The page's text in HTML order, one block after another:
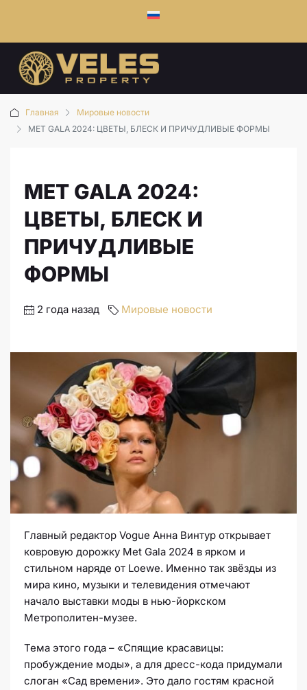
Главная
Мировые новости
MET GALA 2024: ЦВЕТЫ, БЛЕСК И ПРИЧУДЛИВЫЕ ФОРМЫ
MET GALA 2024:
ЦВЕТЫ, БЛЕСК И
ПРИЧУДЛИВЫЕ
ФОРМЫ
2 года назад Мировые новости
Главный редактор Vogue Анна Винтур открывает
ковровую дорожку Met Gala 2024 в ярком и
стильном наряде от Loewe. Именно так звёзды из
мира кино, музыки и телевидения отмечают
начало выставки моды в нью-йоркском
Метрополитен-музее.
Тема этого года – «Спящие красавицы:
пробуждение моды», а для дресс-кода придумали
слоган «Сад времени». Это дало гостям красной